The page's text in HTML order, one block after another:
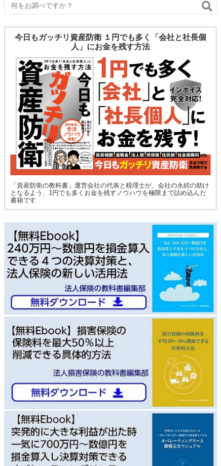
今日もガッチリ資産防衛 １円でも多く「会社と社長個
人」にお金を残す方法
「資産防衛の教科書」運営会社の代表と税理士が、会社の永続の助け
となるよう、1円でも多くお金を残すノウハウを極限まで詰め込んだ
書籍です